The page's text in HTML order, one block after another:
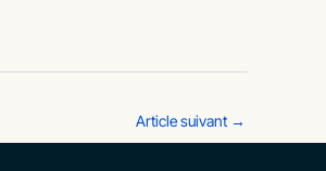
Article suivant →